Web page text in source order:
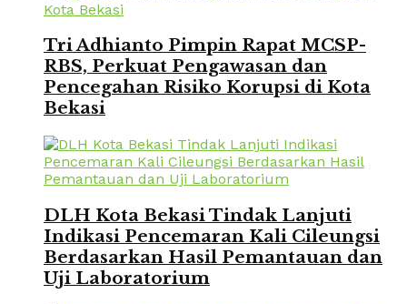
Tri Adhianto Pimpin Rapat MCSP-
RBS, Perkuat Pengawasan dan
Pencegahan Risiko Korupsi di Kota
Bekasi
DLH Kota Bekasi Tindak Lanjuti
Indikasi Pencemaran Kali Cileungsi
Berdasarkan Hasil Pemantauan dan
Uji Laboratorium